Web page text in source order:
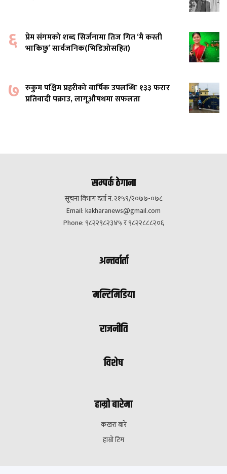
६ प्रेम संगमको शब्द सिर्जनामा तिज गित ‘मै कस्ती
भाकिछु’ सार्वजनिक(भिडिओसहित)
७ रुकुम पश्चिम प्रहरीको वार्षिक उपलब्धिः १३३ फरार
प्रतिवादी पक्राउ, लागूऔषधमा सफलता
सम्पर्क ठेगाना
सूचना विभाग दर्ता नं. २१५९/२०७७-०७८
Email:kakharanews@gmail.com
Phone: ९८२२९८२३४५ र ९८२२८८८२०६
अन्तर्वार्ता
मल्टिमिडिया
राजनीति
विशेष
हाम्रो बारेमा
कखरा बारे
हाम्रो टिम